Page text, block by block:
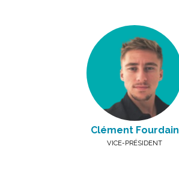
Clément Fourdain
VICE-PRÉSIDENT